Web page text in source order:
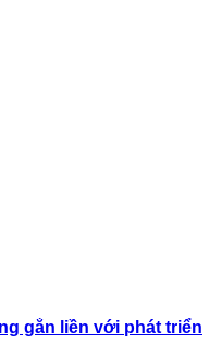
gắn liền với phát triển